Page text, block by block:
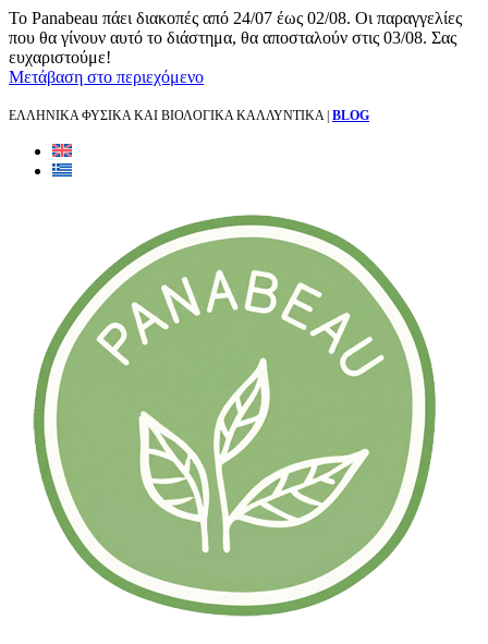
Το Panabeau πάει διακοπές από 24/07 έως 02/08. Οι παραγγελίες
που θα γίνουν αυτό το διάστημα, θα αποσταλούν στις 03/08. Σας
ευχαριστούμε!
Μετάβαση στο περιεχόμενο
ΕΛΛΗΝΙΚΑ ΦΥΣΙΚΑ ΚΑΙ ΒΙΟΛΟΓΙΚΑ ΚΑΛΛΥΝΤΙΚΑ | BLOG